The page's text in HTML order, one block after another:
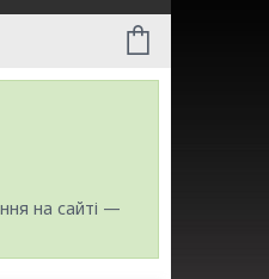
на сайті —